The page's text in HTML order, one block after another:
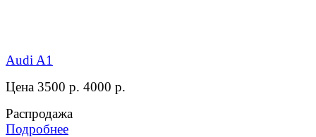
Audi A1
Цена 3500 р. 4000 р.
Распродажа
Подробнее